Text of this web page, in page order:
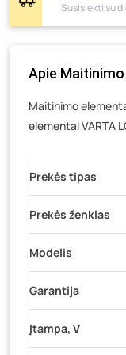
Pramonės
Gedimino g.
Veteranų g.
Baravykų g.
Vilniaus g.
K.
Šaltupės g.
Susisiekti su
Apie Maitinimo
Maitinimo
elementai VARTA
Prekės tipas
Prekės ženklas
Modelis
Garantija
Įtampa, V